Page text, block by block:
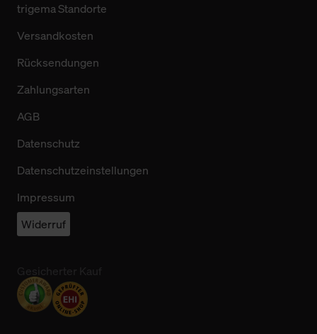
trigema Standorte
Versandkosten
Rücksendungen
Zahlungsarten
AGB
Datenschutz
Datenschutzeinstellungen
Impressum
Widerruf